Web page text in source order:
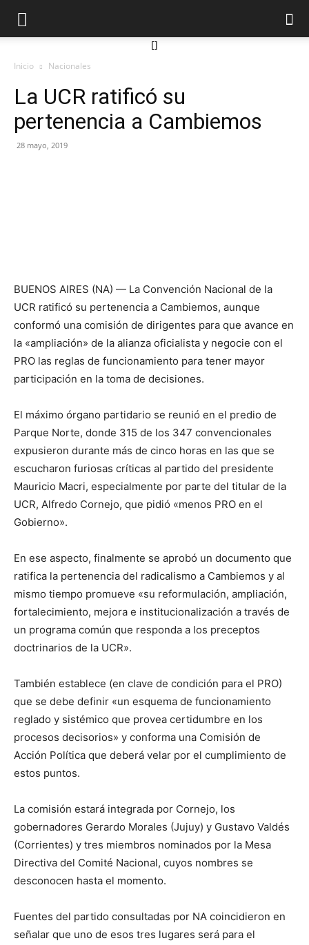
[]
Inicio Nacionales
La UCR ratificó su
pertenencia a Cambiemos
28 mayo, 2019
BUENOS AIRES (NA) — La Convención Nacional de la
UCR ratificó su pertenencia a Cambiemos, aunque
conformó una comisión de dirigentes para que avance en
la «ampliación» de la alianza oficialista y negocie con el
PRO las reglas de funcionamiento para tener mayor
participación en la toma de decisiones.
El máximo órgano partidario se reunió en el predio de
Parque Norte, donde 315 de los 347 convencionales
expusieron durante más de cinco horas en las que se
escucharon furiosas críticas al partido del presidente
Mauricio Macri, especialmente por parte del titular de la
UCR, Alfredo Cornejo, que pidió «menos PRO en el
Gobierno».
En ese aspecto, finalmente se aprobó un documento que
ratifica la pertenencia del radicalismo a Cambiemos y al
mismo tiempo promueve «su reformulación, ampliación,
fortalecimiento, mejora e institucionalización a través de
un programa común que responda a los preceptos
doctrinarios de la UCR».
También establece (en clave de condición para el PRO)
que se debe definir «un esquema de funcionamiento
reglado y sistémico que provea certidumbre en los
procesos decisorios» y conforma una Comisión de
Acción Política que deberá velar por el cumplimiento de
estos puntos.
La comisión estará integrada por Cornejo, los
gobernadores Gerardo Morales (Jujuy) y Gustavo Valdés
(Corrientes) y tres miembros nominados por la Mesa
Directiva del Comité Nacional, cuyos nombres se
desconocen hasta el momento.
Fuentes del partido consultadas por NA coincidieron en
señalar que uno de esos tres lugares será para el